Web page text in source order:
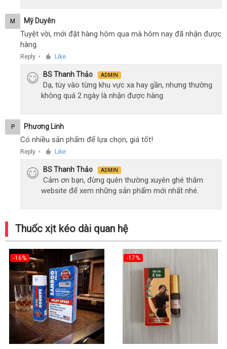
M Mỹ Duyên
Tuyệt vời, mới đặt hàng hôm qua mà hôm nay đã nhận được
hàng.
Reply ● Like
BS Thanh Thảo ADMIN
Dạ, tùy vào từng khu vực xa hay gần, nhưng thường
không quá 2 ngày là nhận được hàng
P Phương Linh
Có nhiều sản phẩm để lựa chọn, giá tốt!
Reply ● Like
BS Thanh Thảo ADMIN
Cảm ơn bạn, đừng quên thường xuyên ghé thăm
website để xem những sản phẩm mới nhất nhé.
Thuốc xịt kéo dài quan hệ
-16% -17%